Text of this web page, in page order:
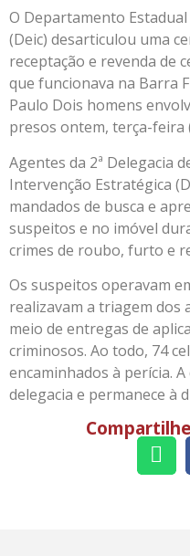
O Departamento
(Deic) desarticulou uma
receptação e revenda de
que funcionava na Barra
Paulo Dois homens
presos ontem, terça-feira
Agentes da 2ª Delegacia
Intervenção Estratégica
mandados de busca e
suspeitos e no imóvel
crimes de roubo, furto e
Os suspeitos operavam
realizavam a triagem dos
meio de entregas de
criminosos. Ao todo, 74
encaminhados à perícia.
delegacia e permanece à